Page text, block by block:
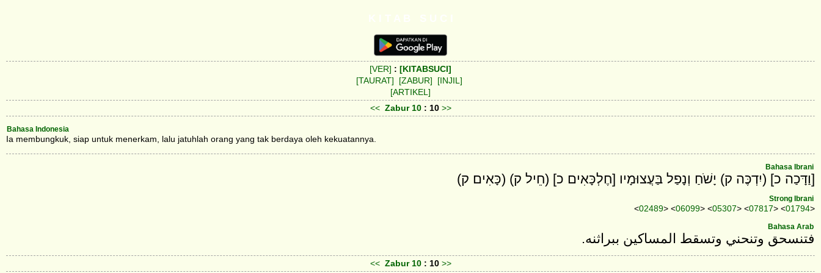
[VER] : [KITABSUCI]
[TAURAT]
[ZABUR]
[INJIL]
[ARTIKEL]
<< Zabur 10 : 10 >>
Bahasa Indonesia
Ia membungkuk, siap untuk menerkam, lalu jatuhlah orang yang tak berdaya oleh kekuatannya.
Bahasa Ibrani
[וַדָּכַה כ] (יִדְכֶּה ק) יָשֹׁחַ וְנָפַל בַּעֲצוּמָיו [חֶלְכָּאִים כ] (חֵיל ק) (כָּאִים׃ ק)
Strong Ibrani
<02489> <06099> <05307> <07817> <01794>
Bahasa Arab
<< Zabur 10 : 10 >>